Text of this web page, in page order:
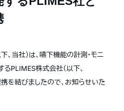
、当社）は、嚥下機能の計測・モニ
PLIMES株式会社（以下、
を結びましたので、お知らせいた